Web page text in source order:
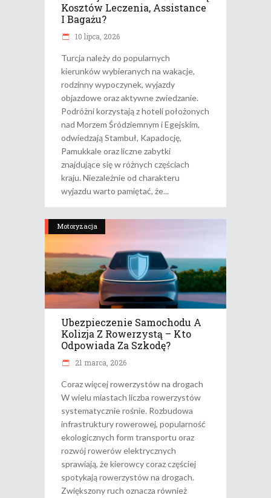
Kosztów Leczenia, Assistance
I Bagażu?
10 lipca, 2026
Turcja należy do popularnych
kierunków wybieranych na wakacje,
rodzinny wypoczynek, wyjazdy
objazdowe oraz aktywne zwiedzanie.
Podróżni korzystają z hoteli położonych
nad Morzem Śródziemnym i Egejskim,
odwiedzają Stambuł, Kapadocję,
Pamukkale oraz liczne zabytki
znajdujące się w różnych częściach
kraju. Niezależnie od charakteru
wyjazdu warto pamiętać, że
Motoryzacja
Ubezpieczenie Samochodu A
Kolizja Z Rowerzystą – Kto
Odpowiada Za Szkodę?
21 marca, 2026
Coraz więcej rowerzystów na drogach
W wielu miastach liczba rowerzystów
systematycznie rośnie. Rozbudowa
infrastruktury rowerowej, popularność
ekologicznych form transportu oraz
rozwój rowerów elektrycznych
sprawiają, że kierowcy coraz częściej
spotykają rowerzystów na drogach.
Zwiększony ruch oznacza również